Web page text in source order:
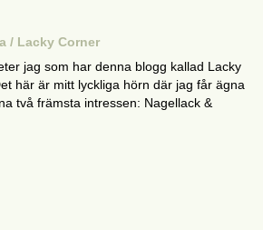
/ Lacky Corner
jag som har denna blogg kallad Lacky
här är mitt lyckliga hörn där jag får ägna
två främsta intressen: Nagellack &